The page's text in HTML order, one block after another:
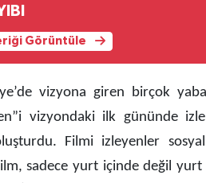
Görüntüle
vizyona giren birçok
vizyondaki ilk gününde
Filmi izleyenler
sadece yurt içinde değil yurt